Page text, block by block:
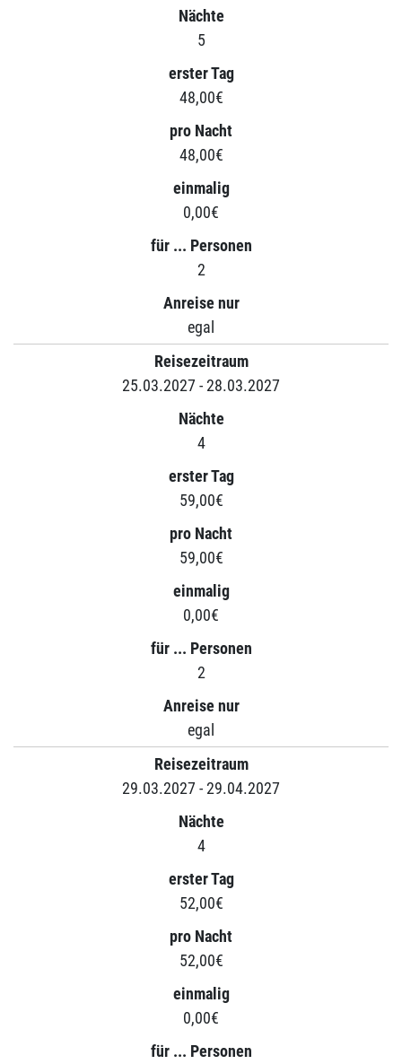
Nächte
5
erster Tag
48,00€
pro Nacht
48,00€
einmalig
0,00€
für ... Personen
2
Anreise nur
egal
Reisezeitraum
25.03.2027 - 28.03.2027
Nächte
4
erster Tag
59,00€
pro Nacht
59,00€
einmalig
0,00€
für ... Personen
2
Anreise nur
egal
Reisezeitraum
29.03.2027 - 29.04.2027
Nächte
4
erster Tag
52,00€
pro Nacht
52,00€
einmalig
0,00€
für ... Personen